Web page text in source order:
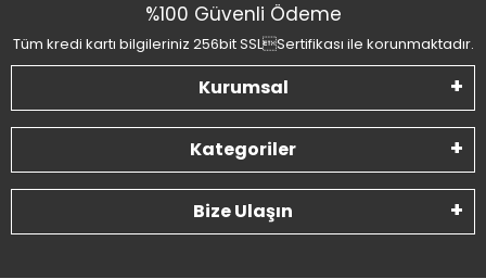
%100 Güvenli Ödeme
Tüm kredi kartı bilgileriniz 256bit SSLSertifikası ile korunmaktadır.
Kurumsal
Kategoriler
Bize Ulaşın